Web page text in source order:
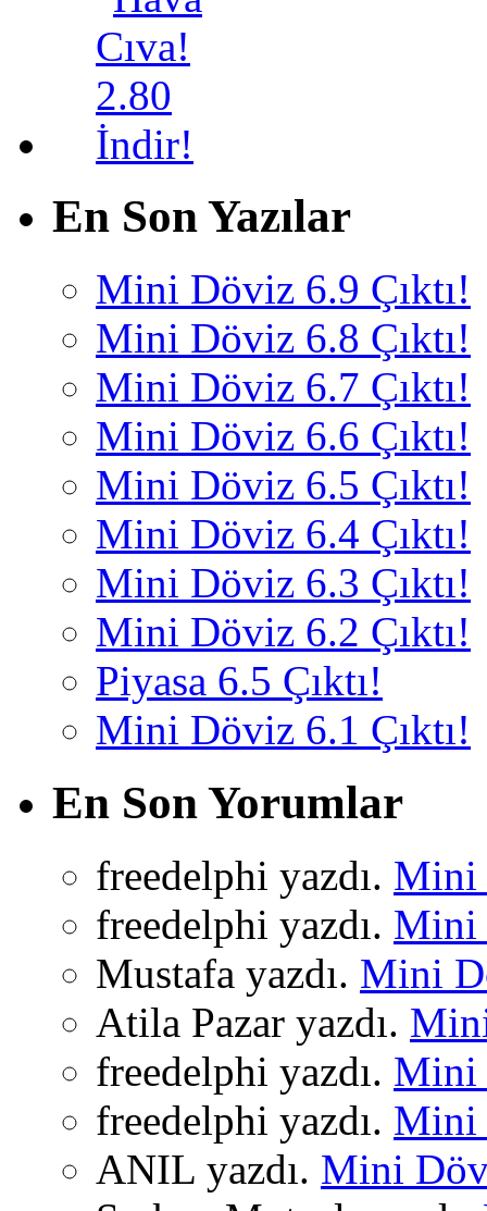
En Son Yazılar
Mini Döviz 6.9 Çıktı!
Mini Döviz 6.8 Çıktı!
Mini Döviz 6.7 Çıktı!
Mini Döviz 6.6 Çıktı!
Mini Döviz 6.5 Çıktı!
Mini Döviz 6.4 Çıktı!
Mini Döviz 6.3 Çıktı!
Mini Döviz 6.2 Çıktı!
Piyasa 6.5 Çıktı!
Mini Döviz 6.1 Çıktı!
En Son Yorumlar
freedelphi yazdı. Mini
freedelphi yazdı. Mini
Mustafa yazdı. Mini
Atila Pazar yazdı.
freedelphi yazdı. Mini
freedelphi yazdı. Mini
ANIL yazdı. Mini